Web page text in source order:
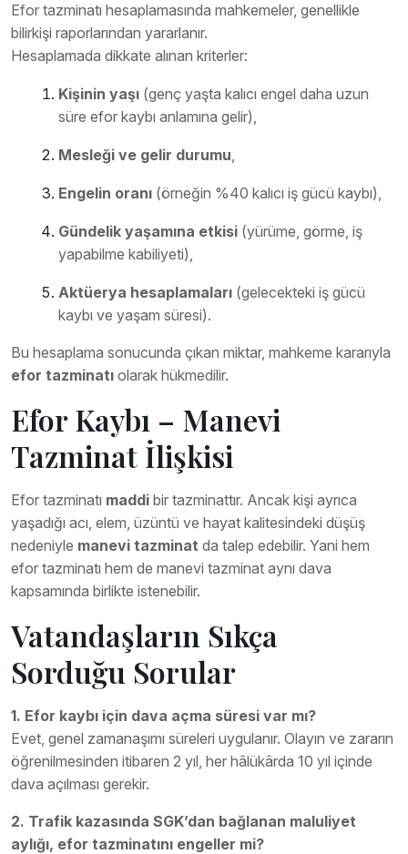
Efor tazminatı hesaplamasında mahkemeler, genellikle
bilirkişi raporlarından yararlanır.
Hesaplamada dikkate alınan kriterler:
Kişinin yaşı (genç yaşta kalıcı engel daha uzun
süre efor kaybı anlamına gelir),
Mesleği ve gelir durumu,
Engelin oranı (örneğin %40 kalıcı iş gücü kaybı),
Gündelik yaşamına etkisi (yürüme, görme, iş
yapabilme kabiliyeti),
Aktüerya hesaplamaları (gelecekteki iş gücü
kaybı ve yaşam süresi).
Bu hesaplama sonucunda çıkan miktar, mahkeme kararıyla
efor tazminatı olarak hükmedilir.
Efor Kaybı – Manevi
Tazminat İlişkisi
Efor tazminatı maddi bir tazminattır. Ancak kişi ayrıca
yaşadığı acı, elem, üzüntü ve hayat kalitesindeki düşüş
nedeniyle manevi tazminat da talep edebilir. Yani hem
efor tazminatı hem de manevi tazminat aynı dava
kapsamında birlikte istenebilir.
Vatandaşların Sıkça
Sorduğu Sorular
1. Efor kaybı için dava açma süresi var mı?
Evet, genel zamanaşımı süreleri uygulanır. Olayın ve zararın
öğrenilmesinden itibaren 2 yıl, her hâlükârda 10 yıl içinde
dava açılması gerekir.
2. Trafik kazasında SGK’dan bağlanan maluliyet
aylığı, efor tazminatını engeller mi?